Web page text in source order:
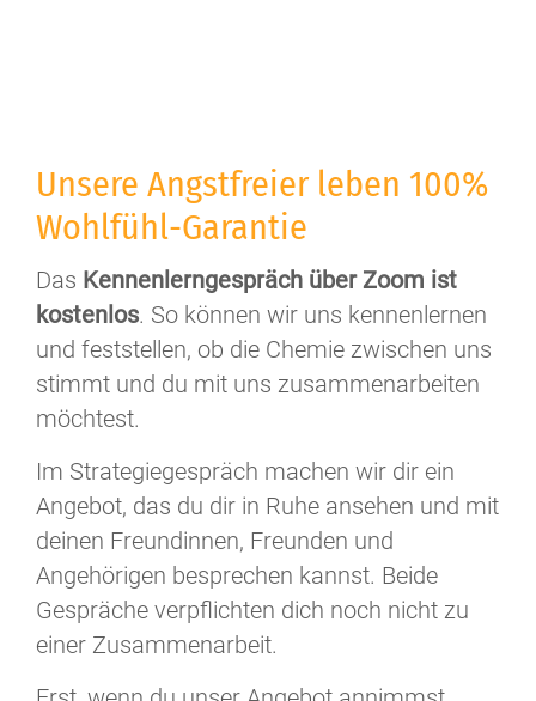
Unsere Angstfreier leben 100%
Wohlfühl-Garantie
Das Kennenlerngespräch über Zoom ist
kostenlos. So können wir uns kennenlernen
und feststellen, ob die Chemie zwischen uns
stimmt und du mit uns zusammenarbeiten
möchtest.
Im Strategiegespräch machen wir dir ein
Angebot, das du dir in Ruhe ansehen und mit
deinen Freundinnen, Freunden und
Angehörigen besprechen kannst. Beide
Gespräche verpflichten dich noch nicht zu
einer Zusammenarbeit.